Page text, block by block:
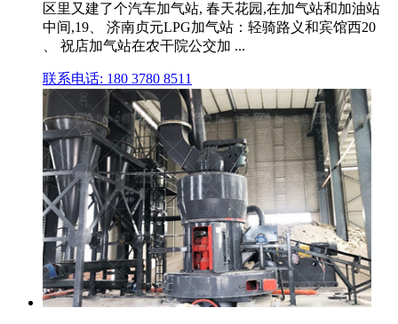
区里又建了个汽车加气站, 春天花园,在加气站和加油站
中间,19、 济南贞元LPG加气站：轻骑路义和宾馆西20
、 祝店加气站在农干院公交加 ...
联系电话: 180 3780 8511